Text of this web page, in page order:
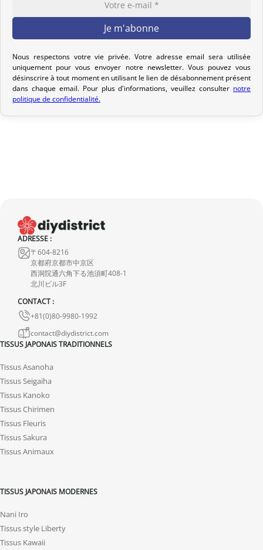
Votre commande est préparée dans les 2 jours ouvrables suivant
la réception de votre paiement et remise au transporteur que
de confirmation d’envoi pour suivre votre colis. Nous offrons
plusieurs options de livraison pour répondre à vos besoins.
le montant de votre commande, hors frais d’expédition initiaux.
Aucun remboursement ne sera effectué pour des produits
endommagés.
En cas de défaut de notre part, contactez-nous dans les 72 heures
avec photos ou vidéo, afin que nous trouvions ensemble une
solution rapide et adaptée.
Nous respectons votre vie privée. Votre adresse email sera utilisée
uniquement pour vous envoyer notre newsletter. Vous pouvez vous
désinscrire à tout moment en utilisant le lien de désabonnement présent
dans chaque email. Pour plus d'informations, veuillez consulter notre
politique de confidentialité.
ADRESSE :
〒604-8216
京都府京都市中京区
西洞院通六角下る池須町408-1
北川ビル3F
CONTACT :
+81(0)80-9980-1992
contact@diydistrict.com
TISSUS JAPONAIS TRADITIONNELS
Tissus Asanoha
Tissus Seigaiha
Tissus Kanoko
Tissus Chirimen
Tissus Fleuris
Tissus Sakura
Tissus Animaux
TISSUS JAPONAIS MODERNES
Nani Iro
Tissus style Liberty
Tissus Kawaii